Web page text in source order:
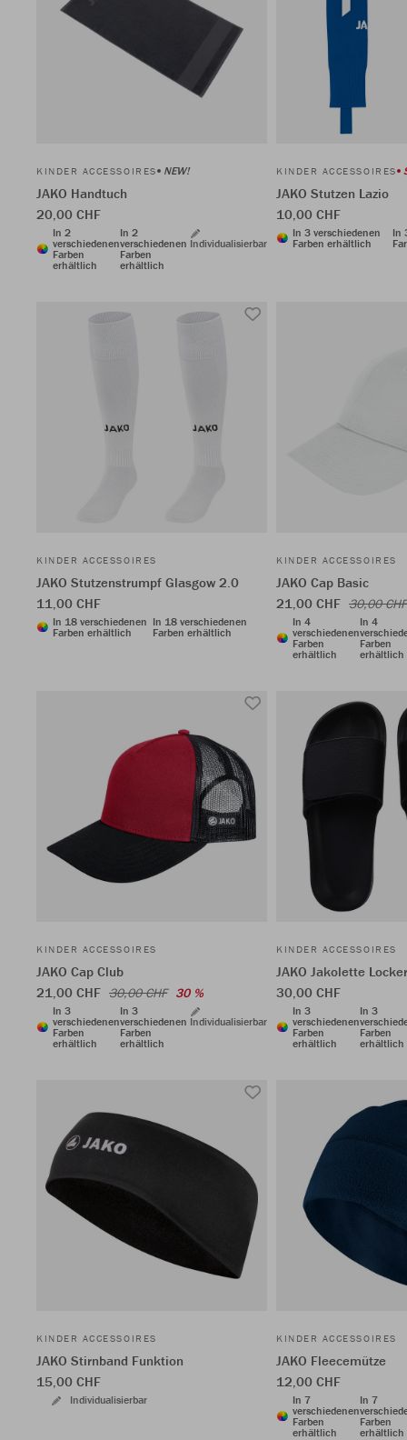
KINDER ACCESSOIRES NEW!
JAKO Handtuch
20,00 CHF
In 2
verschiedenen
Farben
erhältlich
In 2
verschiedenen
Farben
erhältlich
Individualisierbar
KINDER ACCESSOIRES
JAKO Stutzen Lazio
10,00 CHF
In 3 verschiedenen
Farben erhältlich
In
KINDER ACCESSOIRES
JAKO Stutzenstrumpf Glasgow 2.0
11,00 CHF
In 18 verschiedenen
Farben erhältlich
In 18 verschiedenen
Farben erhältlich
KINDER ACCESSOIRES
JAKO Cap Basic
21,00 CHF 30,00 CHF
In 4
verschiedenen
Farben
erhältlich
In 4
Farben
erhältlich
KINDER ACCESSOIRES
JAKO Cap Club
21,00 CHF 30,00 CHF 30 %
In 3
verschiedenen
Farben
erhältlich
In 3
verschiedenen
Farben
erhältlich
Individualisierbar
KINDER ACCESSOIRES
JAKO Jakolette Locker
30,00 CHF
In 3
verschiedenen
Farben
erhältlich
In 3
Farben
erhältlich
KINDER ACCESSOIRES
JAKO Stirnband Funktion
15,00 CHF
Individualisierbar
KINDER ACCESSOIRES
JAKO Fleecemütze
12,00 CHF
In 7
verschiedenen
Farben
erhältlich
In 7
Farben
erhältlich